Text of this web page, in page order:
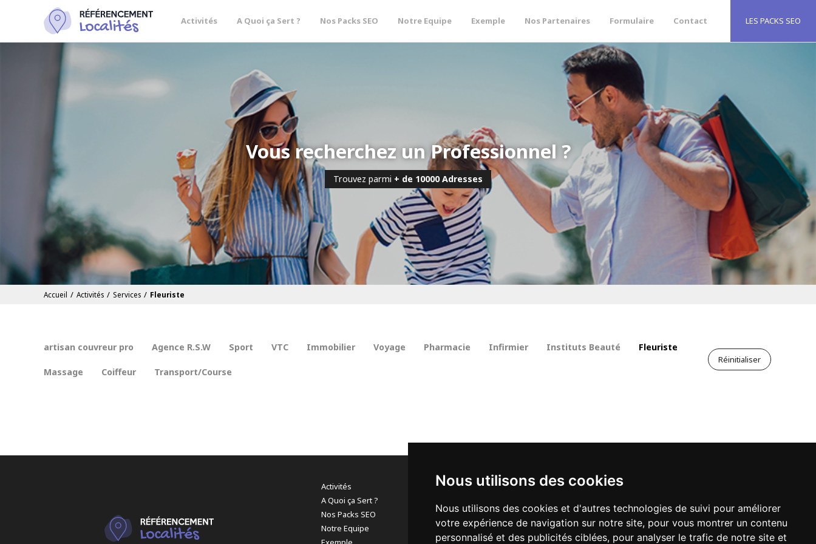
Nous utilisons des cookies
Nous utilisons des cookies et d'autres technologies de suivi pour améliorer
votre expérience de navigation sur notre site, pour vous montrer un contenu
personnalisé et des publicités ciblées, pour analyser le trafic de notre site et
Activités A Quoi ça Sert ? Nos Packs SEO Notre Equipe Exemple Nos Partenaires Formulaire Contact LES PACKS SEO
Vous recherchez un Professionnel ?
Trouvez parmi + de 10000 Adresses
Accueil / Activités / Services / Fleuriste
artisan couvreur pro Agence R.S.W Sport VTC Immobilier Voyage Pharmacie Infirmier Instituts Beauté Fleuriste
Massage Coiffeur Transport/Course
Réinitialiser
Activités
A Quoi ça Sert ?
Nos Packs SEO
Notre Equipe
Pour en savoir plus sur le fonctionnement de notre annuaire,
nous vous invitons à consulter nos mentions légales :